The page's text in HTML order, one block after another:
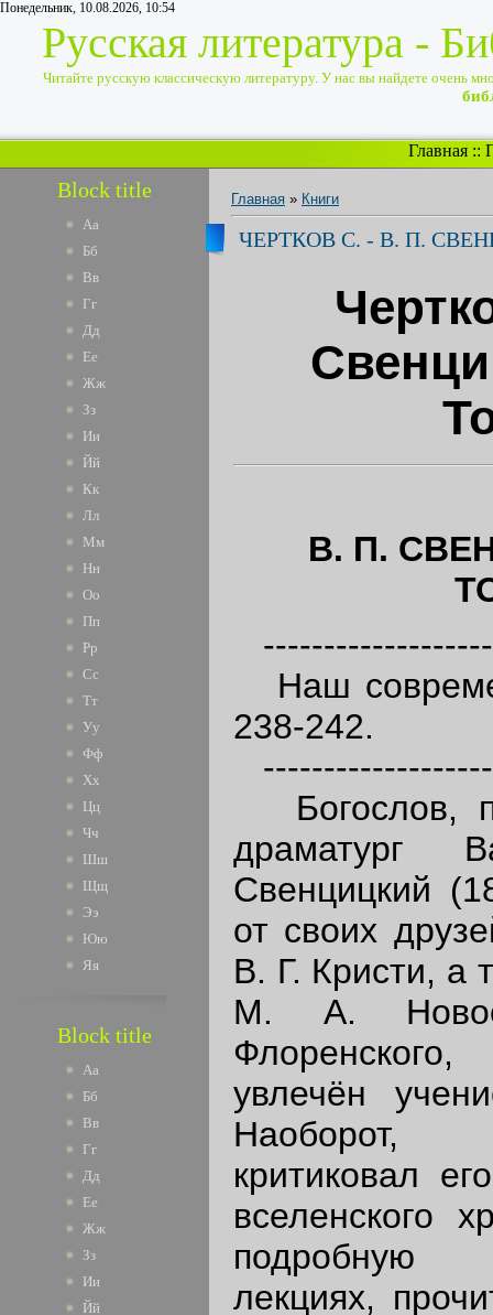
Понедельник, 10.08.2026, 10:54
Русская литература -
Читайте русскую классическую литературу. У нас вы найдете очень
Главная ::
Block title
Аа
Бб
Вв
Гг
Дд
Ее
Жж
Зз
Ии
Йй
Кк
Лл
Мм
Нн
Оо
Пп
Рр
Сс
Тт
Уу
Фф
Хх
Цц
Чч
Шш
Щщ
Ээ
Юю
Яя
Block title
Аа
Бб
Вв
Гг
Дд
Ее
Жж
Зз
Ии
Йй
Главная » Книги
ЧЕРТКОВ С. - В. П.
В. П.
Наш
238-242.
Богослов,
драматург
Свенцицкий
от своих
В. Г. Кристи, а
М. А.
увлечён
Наоборот,
критиковал
вселенского
подробную
лекциях,